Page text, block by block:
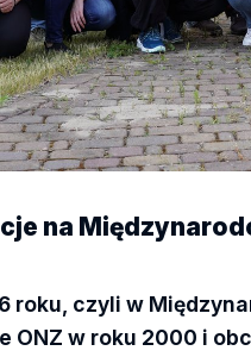
na
roku, czyli w
ONZ w roku 2000 i